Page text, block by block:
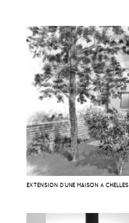
EXTENSION D’UNE MAISON À CHELLES